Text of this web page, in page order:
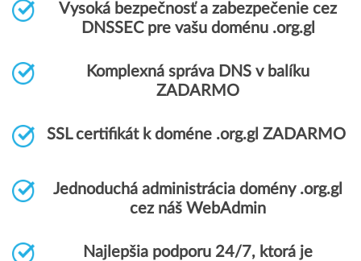
Vysoká bezpečnosť a zabezpečenie cez
DNSSEC pre vašu doménu .org.gl
Komplexná správa DNS v balíku
ZADARMO
SSL certifikát k doméne .org.gl ZADARMO
Jednoduchá administrácia domény .org.gl
cez náš WebAdmin
Najlepšia podporu 24/7, ktorá je